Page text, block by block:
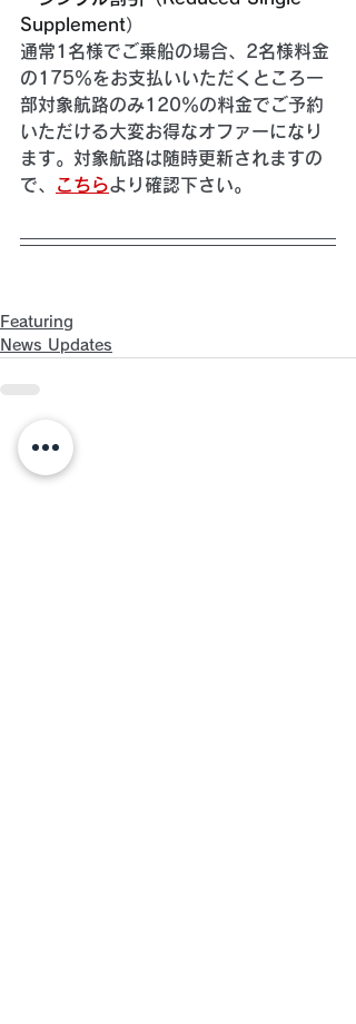
Supplement）
通常1名様でご乗船の場合、2名様料金
の175％をお支払いいただくところ一
部対象航路のみ120％の料金でご予約
いただける大変お得なオファーになり
ます。対象航路は随時更新されますの
で、
こちらより確認下さい。
Featuring
News Updates